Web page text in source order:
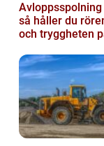
så håller du
och tryggheten